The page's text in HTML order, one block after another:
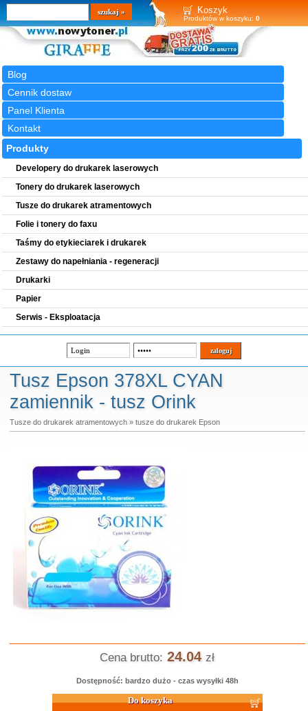
Koszyk
Produktów w koszyku: 0
Blog
Cennik dostaw
Panel Klienta
Kontakt
Wyszukiwarka
szukaj
Produkty
Developery do drukarek laserowych
Tonery do drukarek laserowych
Tusze do drukarek atramentowych
Folie i tonery do faxu
Taśmy do etykieciarek i drukarek
Zestawy do napełniania - regeneracji
Drukarki
Papier
Serwis - Eksploatacja
Tusz Epson 378XL CYAN
zamiennik - tusz Orink
Tusze do drukarek atramentowych» tusze do drukarek Epson
Cena brutto: 24.04 zł
Dostępność: bardzo dużo - czas wysyłki 48h
Do koszyka